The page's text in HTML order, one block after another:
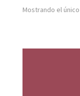
Mostrando el